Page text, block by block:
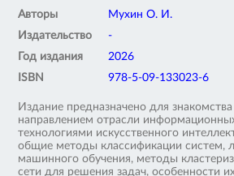
Авторы
Мухин О. И.
Издательство
-
Год издания
2026
ISBN
978-5-09-133023-6
Издание предназначено для
направлением отрасли
технологиями искусственного
общие методы классификации систем,
машинного обучения, методы
сети для решения задач, особенности